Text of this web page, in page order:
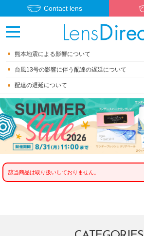
Contact lens
熊本地震による影響について
台風13号の影響に伴う配達の遅延について
配達の遅延について
該当商品は取り扱いしておりません。